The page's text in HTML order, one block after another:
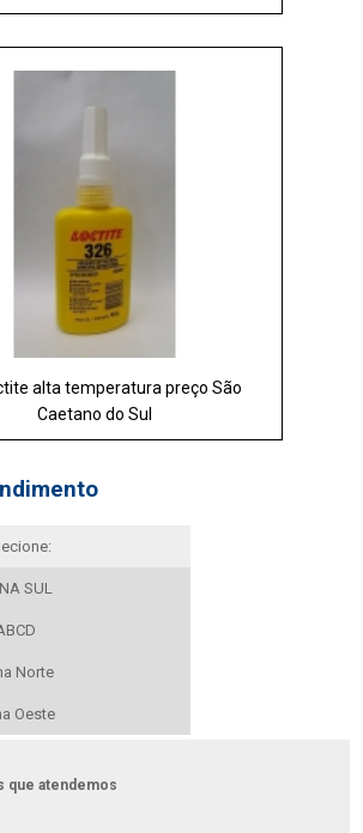
alta temperatura preço São
Caetano do Sul
SUL
Norte
Oeste
que atendemos